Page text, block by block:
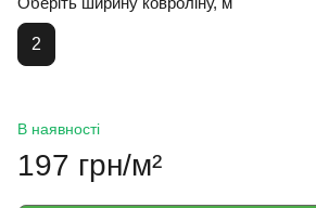
2
В наявності
197 грн/м²